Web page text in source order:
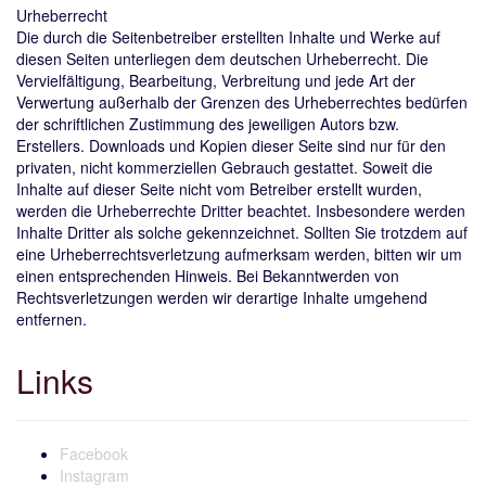
Urheberrecht
Die durch die Seitenbetreiber erstellten Inhalte und Werke auf
diesen Seiten unterliegen dem deutschen Urheberrecht. Die
Vervielfältigung, Bearbeitung, Verbreitung und jede Art der
Verwertung außerhalb der Grenzen des Urheberrechtes bedürfen
der schriftlichen Zustimmung des jeweiligen Autors bzw.
Erstellers. Downloads und Kopien dieser Seite sind nur für den
privaten, nicht kommerziellen Gebrauch gestattet. Soweit die
Inhalte auf dieser Seite nicht vom Betreiber erstellt wurden,
werden die Urheberrechte Dritter beachtet. Insbesondere werden
Inhalte Dritter als solche gekennzeichnet. Sollten Sie trotzdem auf
eine Urheberrechtsverletzung aufmerksam werden, bitten wir um
einen entsprechenden Hinweis. Bei Bekanntwerden von
Rechtsverletzungen werden wir derartige Inhalte umgehend
entfernen.
Links
Facebook
Instagram